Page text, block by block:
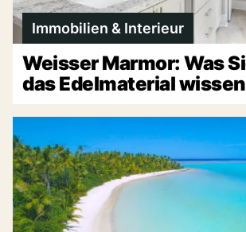
Immobilien & Interieur
Weisser Marmor: Was
das Edelmaterial